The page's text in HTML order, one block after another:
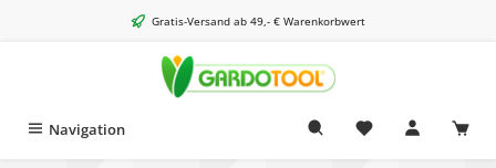
Gratis-Versand ab 49,- € Warenkorbwert
Navigation